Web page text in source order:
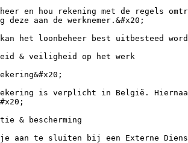
en hou rekening met de regels
aan de werknemer.&#x20;
het loonbeheer best uitbesteed
& veiligheid op het werk
is verplicht in België.
& bescherming
aan te sluiten bij een Externe Dienst